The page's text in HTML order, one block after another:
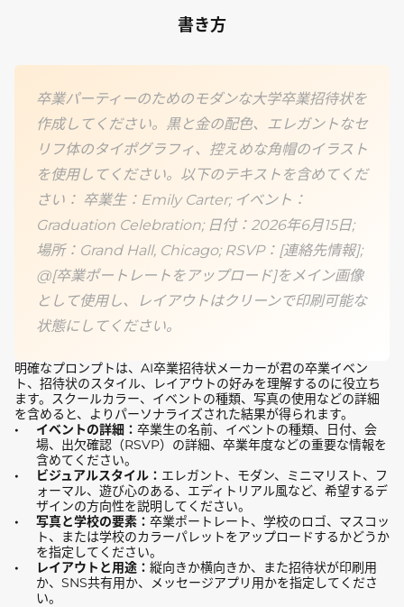
書き方
卒業パーティーのためのモダンな大学卒業招待状を
作成してください。黒と金の配色、エレガントなセ
リフ体のタイポグラフィ、控えめな角帽のイラスト
を使用してください。以下のテキストを含めてくだ
さい： 卒業生：Emily Carter; イベント：
Graduation Celebration; 日付：2026年6月15日;
場所：Grand Hall, Chicago; RSVP：[連絡先情報];
@[卒業ポートレートをアップロード]をメイン画像
として使用し、レイアウトはクリーンで印刷可能な
状態にしてください。
明確なプロンプトは、AI卒業招待状メーカーが君の卒業イベン
ト、招待状のスタイル、レイアウトの好みを理解するのに役立ち
ます。スクールカラー、イベントの種類、写真の使用などの詳細
を含めると、よりパーソナライズされた結果が得られます。
イベントの詳細： 卒業生の名前、イベントの種類、日付、会
場、出欠確認（RSVP）の詳細、卒業年度などの重要な情報を
含めてください。
ビジュアルスタイル： エレガント、モダン、ミニマリスト、フ
ォーマル、遊び心のある、エディトリアル風など、希望するデ
ザインの方向性を説明してください。
写真と学校の要素： 卒業ポートレート、学校のロゴ、マスコッ
ト、または学校のカラーパレットをアップロードするかどうか
を指定してください。
レイアウトと用途： 縦向きか横向きか、また招待状が印刷用
か、SNS共有用か、メッセージアプリ用かを指定してくださ
い。